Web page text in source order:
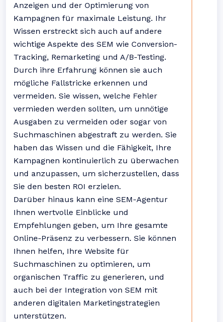
Anzeigen und der Optimierung von
Kampagnen für maximale Leistung. Ihr
Wissen erstreckt sich auch auf andere
wichtige Aspekte des SEM wie Conversion-
Tracking, Remarketing und A/B-Testing.
Durch ihre Erfahrung können sie auch
mögliche Fallstricke erkennen und
vermeiden. Sie wissen, welche Fehler
vermieden werden sollten, um unnötige
Ausgaben zu vermeiden oder sogar von
Suchmaschinen abgestraft zu werden. Sie
haben das Wissen und die Fähigkeit, Ihre
Kampagnen kontinuierlich zu überwachen
und anzupassen, um sicherzustellen, dass
Sie den besten ROI erzielen.
Darüber hinaus kann eine SEM-Agentur
Ihnen wertvolle Einblicke und
Empfehlungen geben, um Ihre gesamte
Online-Präsenz zu verbessern. Sie können
Ihnen helfen, Ihre Website für
Suchmaschinen zu optimieren, um
organischen Traffic zu generieren, und
auch bei der Integration von SEM mit
anderen digitalen Marketingstrategien
unterstützen.